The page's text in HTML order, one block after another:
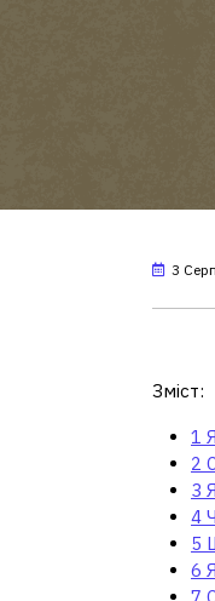
3
Зміст:
1
2
3
4
5
6